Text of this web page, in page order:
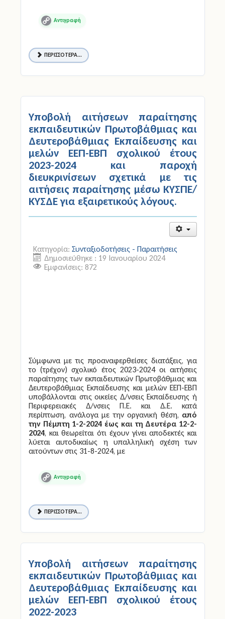
Copy
ΠΕΡΙΣΣΌΤΕΡΑ...
Υποβολή αιτήσεων παραίτησης
εκπαιδευτικών Πρωτοβάθμιας και
Δευτεροβάθμιας Εκπαίδευσης και
μελών ΕΕΠ-ΕΒΠ σχολικού έτους
2023-2024 και παροχή
διευκρινίσεων σχετικά με τις
αιτήσεις παραίτησης μέσω ΚΥΣΠΕ/
ΚΥΣΔΕ για εξαιρετικούς λόγους.
Κατηγορία: Συνταξιοδοτήσεις - Παραιτήσεις
Δημοσιεύθηκε : 19 Ιανουαρίου 2024
Εμφανίσεις: 872
Σύμφωνα με τις προαναφερθείσες διατάξεις, για
το (τρέχον) σχολικό έτος 2023-2024 οι αιτήσεις
παραίτησης των εκπαιδευτικών Πρωτοβάθμιας και
Δευτεροβάθμιας Εκπαίδευσης και μελών ΕΕΠ-ΕΒΠ
υποβάλλονται στις οικείες Δ/νσεις Εκπαίδευσης ή
Περιφερειακές Δ/νσεις Π.Ε. και Δ.Ε. κατά
περίπτωση, ανάλογα με την οργανική θέση, από
την Πέμπτη 1-2-2024 έως και τη Δευτέρα 12-2-
2024, και θεωρείται ότι έχουν γίνει αποδεκτές και
λύεται αυτοδικαίως η υπαλληλική σχέση των
αιτούντων στις 31-8-2024, με
Copy
ΠΕΡΙΣΣΌΤΕΡΑ...
Υποβολή αιτήσεων παραίτησης
εκπαιδευτικών Πρωτοβάθμιας και
Δευτεροβάθμιας Εκπαίδευσης και
μελών ΕΕΠ-ΕΒΠ σχολικού έτους
2022-2023